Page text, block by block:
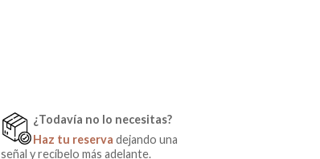
¿Todavía no lo necesitas?
Haz tu reserva dejando una
señal y recíbelo más adelante.